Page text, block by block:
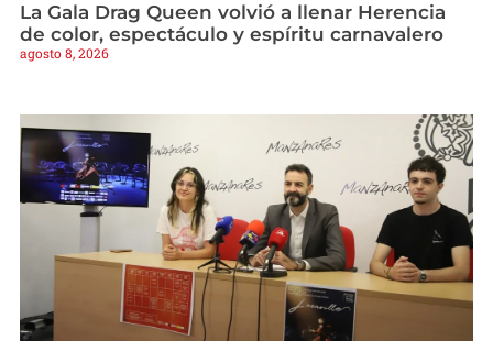
La Gala Drag Queen volvió a llenar Herencia
de color, espectáculo y espíritu carnavalero
agosto 8, 2026